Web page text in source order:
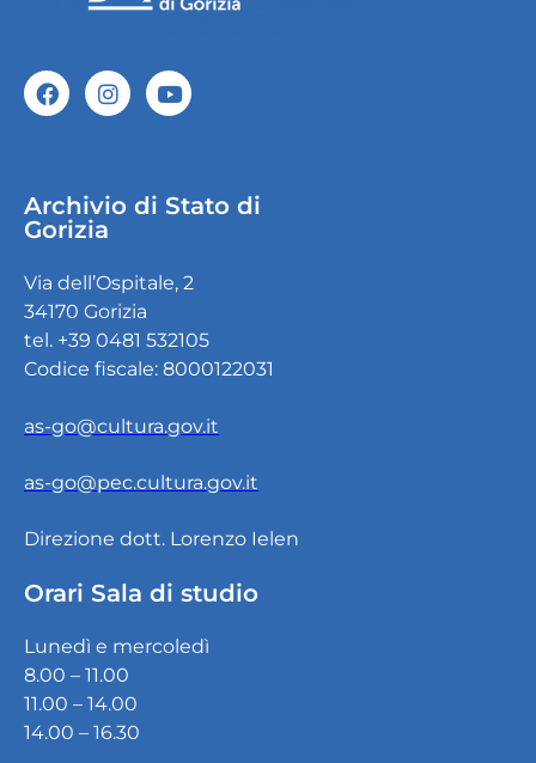
Archivio di Stato di
Gorizia
Via dell’Ospitale, 2
34170 Gorizia
tel. +39 0481 532105
Codice fiscale: 8000122031
as-go@cultura.gov.it
as-go@pec.cultura.gov.it
Direzione dott. Lorenzo Ielen
Orari Sala di studio
Lunedì e mercoledì
8.00 – 11.00
11.00 – 14.00
14.00 – 16.30